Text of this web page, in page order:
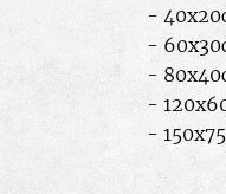
-
-
-
-
-